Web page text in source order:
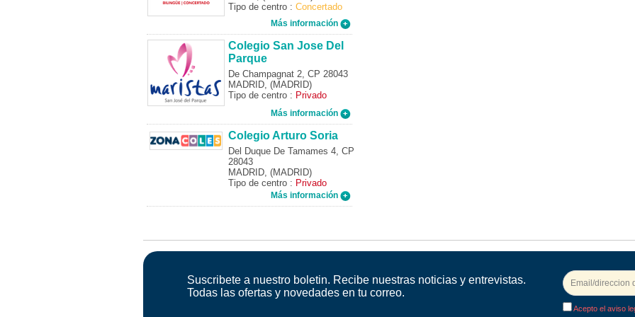
Tipo de centro : Concertado
Más información
Colegio San Jose Del
Parque
De Champagnat 2, CP 28043
MADRID, (MADRID)
Tipo de centro : Privado
Más información
Colegio Arturo Soria
Del Duque De Tamames 4, CP
28043
MADRID, (MADRID)
Tipo de centro : Privado
Más información
Suscribete a nuestro boletin. Recibe nuestras noticias y entrevistas.
Todas las ofertas y novedades en tu correo.
Acepto el aviso